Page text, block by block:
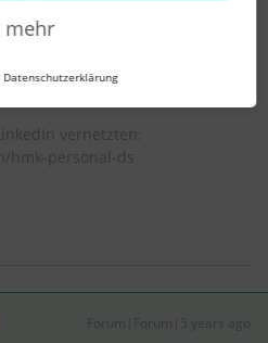
verschieben.
vernetzten:
hmk-personal-ds
mehr
Datenschutzerklärung